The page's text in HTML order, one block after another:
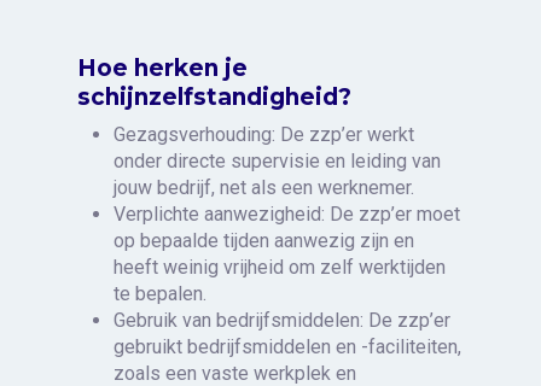
Hoe herken je
schijnzelfstandigheid?
Gezagsverhouding: De zzp’er werkt
onder directe supervisie en leiding van
jouw bedrijf, net als een werknemer.
Verplichte aanwezigheid: De zzp’er moet
op bepaalde tijden aanwezig zijn en
heeft weinig vrijheid om zelf werktijden
te bepalen.
Gebruik van bedrijfsmiddelen: De zzp’er
gebruikt bedrijfsmiddelen en -faciliteiten,
zoals een vaste werkplek en